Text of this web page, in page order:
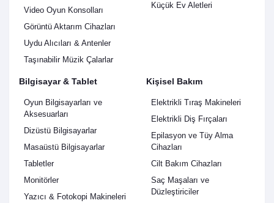
Video Oyun Konsolları
Görüntü Aktarım Cihazları
Uydu Alıcıları & Antenler
Taşınabilir Müzik Çalarlar
Küçük Ev Aletleri
Bilgisayar & Tablet
Oyun Bilgisayarları ve
Aksesuarları
Dizüstü Bilgisayarlar
Masaüstü Bilgisayarlar
Tabletler
Monitörler
Yazıcı & Fotokopi Makineleri
Kişisel Bakım
Elektrikli Tıraş Makineleri
Elektrikli Diş Fırçaları
Epilasyon ve Tüy Alma
Cihazları
Cilt Bakım Cihazları
Saç Maşaları ve
Düzleştiriciler